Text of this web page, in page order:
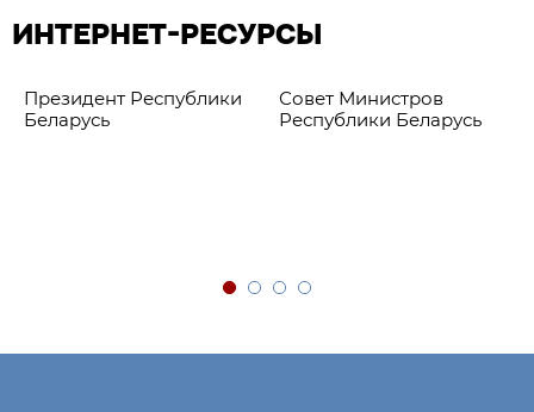
ИНТЕРНЕТ-РЕСУРСЫ
Президент Республики
Беларусь
Совет Министров
Республики Беларусь